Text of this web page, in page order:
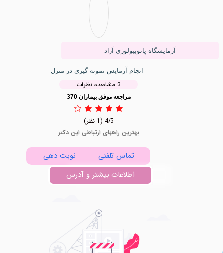
آزمایشگاه پاتوبیولوژی آراد
انجام آزمایش نمونه گيري در منزل
مراجعه موفق بیماران 370
بهترین راههای ارتباطی این دکتر
تماس تلفنی
نوبت دهی
اطلاعات بیشتر و آدرس